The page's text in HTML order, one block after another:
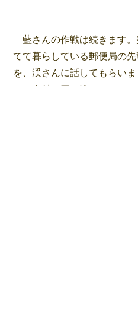
藍さんの作戦は続きます
てて暮らしている郵便局の
を、渓さんに話してもらい
と、食材は買い溜めしてお